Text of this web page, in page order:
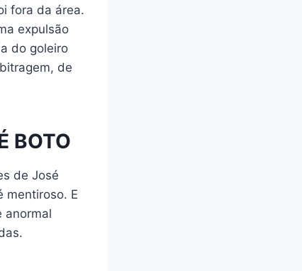
fora da área.
expulsão
do goleiro
de
BOTO
de José
mentiroso. E
anormal